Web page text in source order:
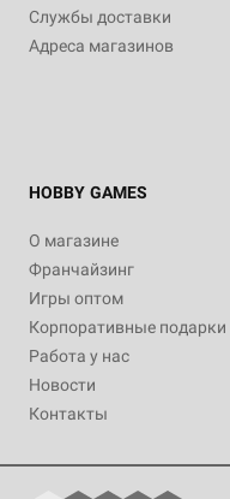
Службы доставки
Адреса магазинов
HOBBY GAMES
О магазине
Франчайзинг
Игры оптом
Корпоративные подарки
Работа у нас
Новости
Контакты